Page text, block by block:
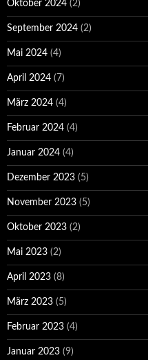
Oktober 2024 (2)
September 2024 (2)
Mai 2024 (4)
April 2024 (7)
März 2024 (4)
Februar 2024 (4)
Januar 2024 (4)
Dezember 2023 (5)
November 2023 (5)
Oktober 2023 (2)
Mai 2023 (2)
April 2023 (8)
März 2023 (5)
Februar 2023 (4)
Januar 2023 (9)